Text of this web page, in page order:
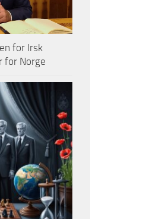
for Irsk
for Norge